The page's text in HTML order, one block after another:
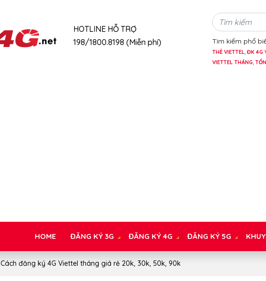
HOTLINE HỖ TRỢ
198/1800.8198 (Miễn phí)
Tìm kiếm phổ
THẺ VIETTEL, ĐK 4G
VIETTEL THÁNG,
HOME ĐĂNG KÝ 3G ĐĂNG KÝ 4G ĐĂNG KÝ 5G
Cách đăng ký 4G Viettel tháng giá rẻ 20k, 30k, 50k, 90k